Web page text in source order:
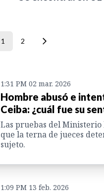
1 2
1:31 PM 02 mar. 2026
Hombre abusó e
Ceiba: ¿cuál fue su
Las pruebas del
que la terna de jueces
sujeto.
1:09 PM 13 feb. 2026